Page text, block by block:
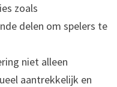
zoals
delen om spelers te
niet alleen
aantrekkelijk en